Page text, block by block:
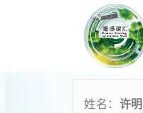
姓名： 许